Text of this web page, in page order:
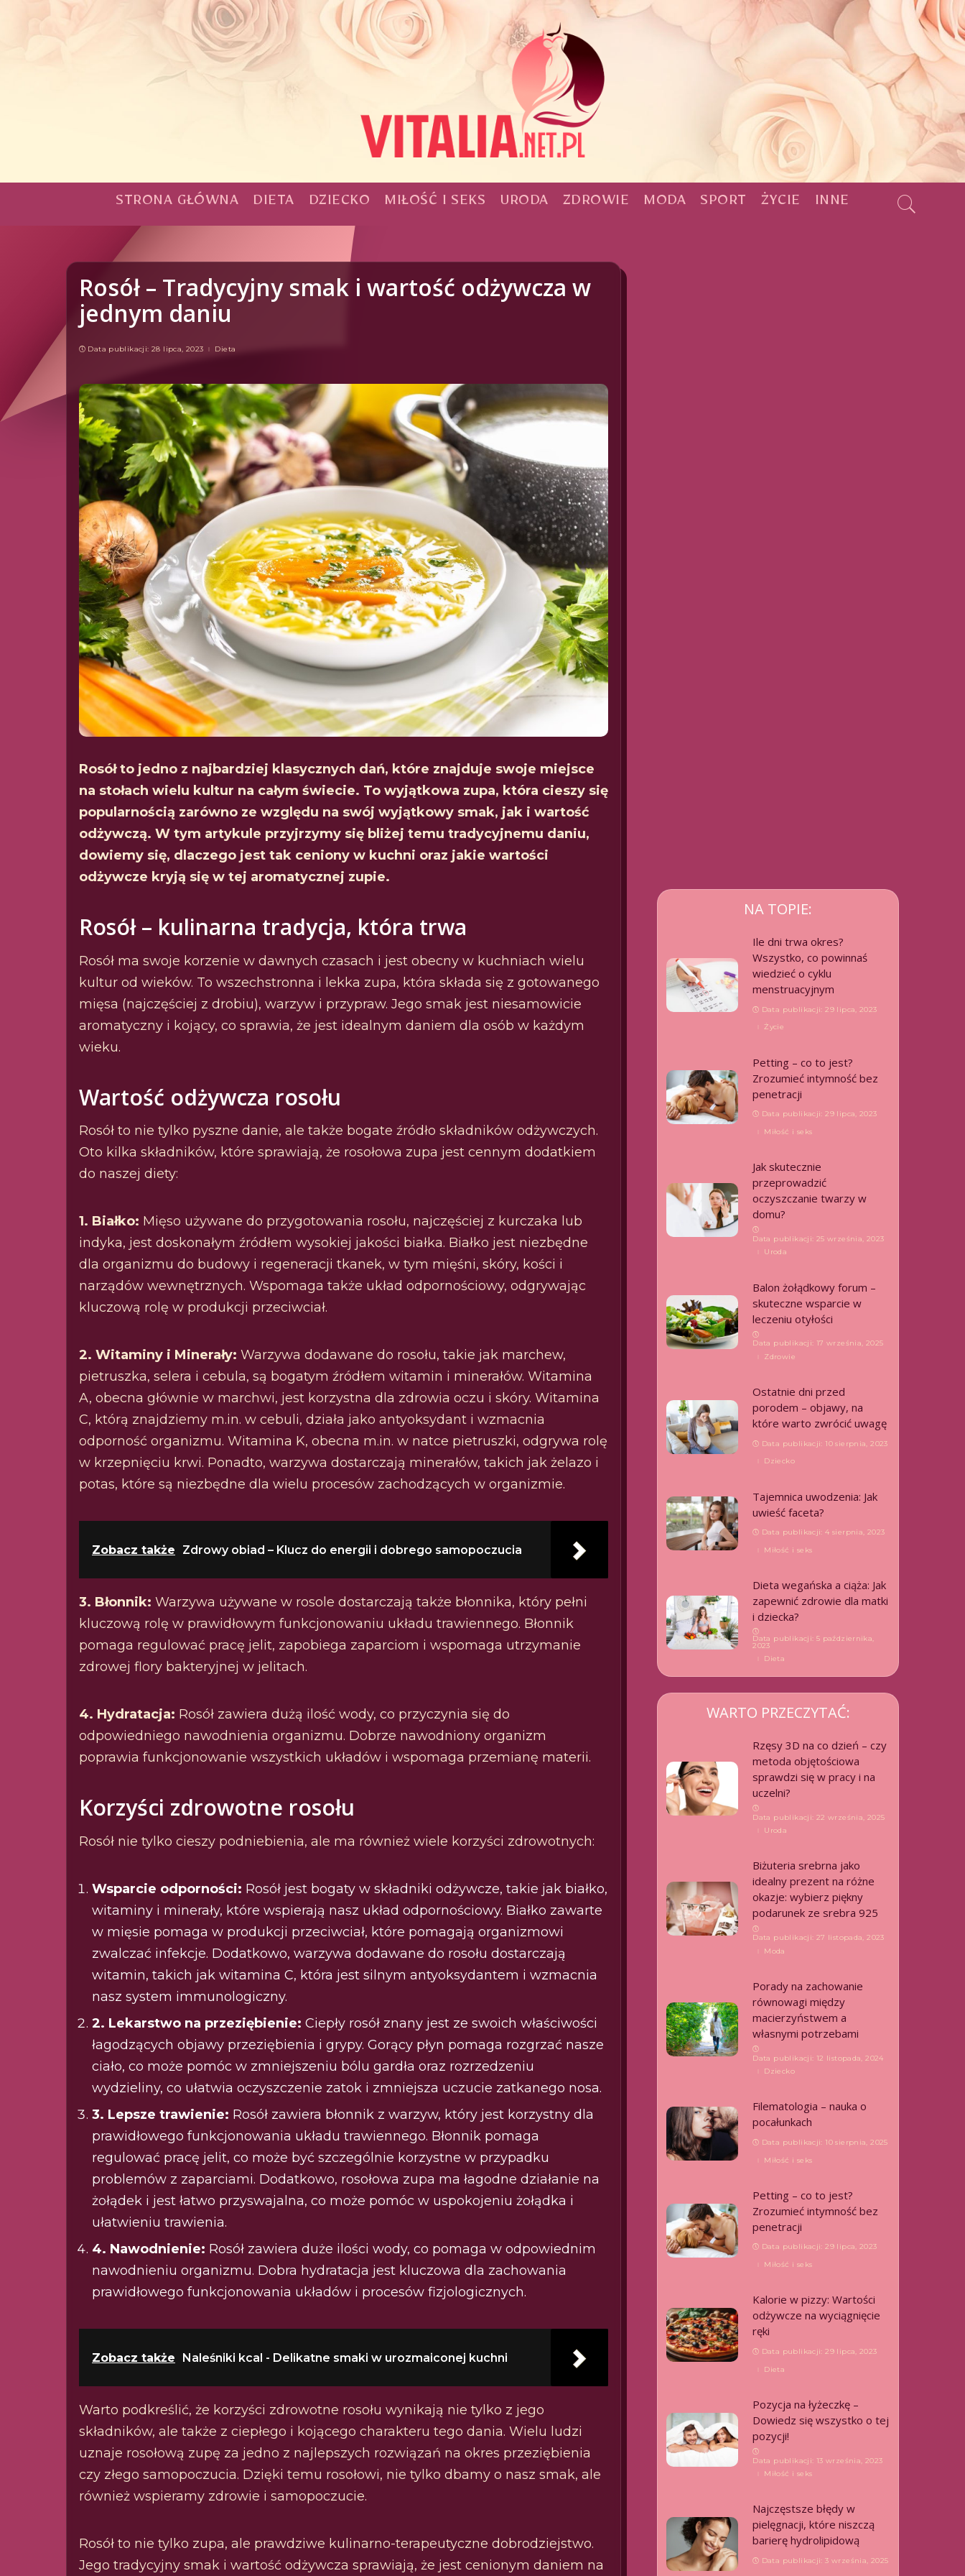
STRONA GŁÓWNA DIETA DZIECKO MIŁOŚĆ I SEKS URODA ZDROWIE MODA SPORT ŻYCIE INNE
Rosół – Tradycyjny smak i wartość odżywcza w
jednym daniu
Data publikacji: 28 lipca, 2023 Dieta
Rosół to jedno z najbardziej klasycznych dań, które znajduje swoje miejsce
na stołach wielu kultur na całym świecie. To wyjątkowa zupa, która cieszy się
popularnością zarówno ze względu na swój wyjątkowy smak, jak i wartość
odżywczą. W tym artykule przyjrzymy się bliżej temu tradycyjnemu daniu,
dowiemy się, dlaczego jest tak ceniony w kuchni oraz jakie wartości
odżywcze kryją się w tej aromatycznej zupie.
Rosół – kulinarna tradycja, która trwa
Rosół ma swoje korzenie w dawnych czasach i jest obecny w kuchniach wielu
kultur od wieków. To wszechstronna i lekka zupa, która składa się z gotowanego
mięsa (najczęściej z drobiu), warzyw i przypraw. Jego smak jest niesamowicie
aromatyczny i kojący, co sprawia, że jest idealnym daniem dla osób w każdym
wieku.
Wartość odżywcza rosołu
Rosół to nie tylko pyszne danie, ale także bogate źródło składników odżywczych.
Oto kilka składników, które sprawiają, że rosołowa zupa jest cennym dodatkiem
do naszej diety:
1. Białko: Mięso używane do przygotowania rosołu, najczęściej z kurczaka lub
indyka, jest doskonałym źródłem wysokiej jakości białka. Białko jest niezbędne
dla organizmu do budowy i regeneracji tkanek, w tym mięśni, skóry, kości i
narządów wewnętrznych. Wspomaga także układ odpornościowy, odgrywając
kluczową rolę w produkcji przeciwciał.
2. Witaminy i Minerały: Warzywa dodawane do rosołu, takie jak marchew,
pietruszka, selera i cebula, są bogatym źródłem witamin i minerałów. Witamina
A, obecna głównie w marchwi, jest korzystna dla zdrowia oczu i skóry. Witamina
C, którą znajdziemy m.in. w cebuli, działa jako antyoksydant i wzmacnia
odporność organizmu. Witamina K, obecna m.in. w natce pietruszki, odgrywa rolę
w krzepnięciu krwi. Ponadto, warzywa dostarczają minerałów, takich jak żelazo i
potas, które są niezbędne dla wielu procesów zachodzących w organizmie.
Zobacz także Zdrowy obiad – Klucz do energii i dobrego samopoczucia
3. Błonnik: Warzywa używane w rosole dostarczają także błonnika, który pełni
kluczową rolę w prawidłowym funkcjonowaniu układu trawiennego. Błonnik
pomaga regulować pracę jelit, zapobiega zaparciom i wspomaga utrzymanie
zdrowej flory bakteryjnej w jelitach.
4. Hydratacja: Rosół zawiera dużą ilość wody, co przyczynia się do
odpowiedniego nawodnienia organizmu. Dobrze nawodniony organizm
poprawia funkcjonowanie wszystkich układów i wspomaga przemianę materii.
Korzyści zdrowotne rosołu
Rosół nie tylko cieszy podniebienia, ale ma również wiele korzyści zdrowotnych:
Wsparcie odporności: Rosół jest bogaty w składniki odżywcze, takie jak białko,
witaminy i minerały, które wspierają nasz układ odpornościowy. Białko zawarte
w mięsie pomaga w produkcji przeciwciał, które pomagają organizmowi
zwalczać infekcje. Dodatkowo, warzywa dodawane do rosołu dostarczają
witamin, takich jak witamina C, która jest silnym antyoksydantem i wzmacnia
nasz system immunologiczny.
2. Lekarstwo na przeziębienie: Ciepły rosół znany jest ze swoich właściwości
łagodzących objawy przeziębienia i grypy. Gorący płyn pomaga rozgrzać nasze
ciało, co może pomóc w zmniejszeniu bólu gardła oraz rozrzedzeniu
wydzieliny, co ułatwia oczyszczenie zatok i zmniejsza uczucie zatkanego nosa.
3. Lepsze trawienie: Rosół zawiera błonnik z warzyw, który jest korzystny dla
prawidłowego funkcjonowania układu trawiennego. Błonnik pomaga
regulować pracę jelit, co może być szczególnie korzystne w przypadku
problemów z zaparciami. Dodatkowo, rosołowa zupa ma łagodne działanie na
żołądek i jest łatwo przyswajalna, co może pomóc w uspokojeniu żołądka i
ułatwieniu trawienia.
4. Nawodnienie: Rosół zawiera duże ilości wody, co pomaga w odpowiednim
nawodnieniu organizmu. Dobra hydratacja jest kluczowa dla zachowania
prawidłowego funkcjonowania układów i procesów fizjologicznych.
Zobacz także Naleśniki kcal - Delikatne smaki w urozmaiconej kuchni
Warto podkreślić, że korzyści zdrowotne rosołu wynikają nie tylko z jego
składników, ale także z ciepłego i kojącego charakteru tego dania. Wielu ludzi
uznaje rosołową zupę za jedno z najlepszych rozwiązań na okres przeziębienia
czy złego samopoczucia. Dzięki temu rosołowi, nie tylko dbamy o nasz smak, ale
również wspieramy zdrowie i samopoczucie.
Rosół to nie tylko zupa, ale prawdziwe kulinarno-terapeutyczne dobrodziejstwo.
Jego tradycyjny smak i wartość odżywcza sprawiają, że jest cenionym daniem na
NA TOPIE:
Ile dni trwa okres?
Wszystko, co powinnaś
wiedzieć o cyklu
menstruacyjnym
Data publikacji: 29 lipca, 2023
Życie
Petting – co to jest?
Zrozumieć intymność bez
penetracji
Data publikacji: 29 lipca, 2023
Miłość i seks
Jak skutecznie
przeprowadzić
oczyszczanie twarzy w
domu?
Data publikacji: 25 września, 2023
Uroda
Balon żołądkowy forum –
skuteczne wsparcie w
leczeniu otyłości
Data publikacji: 17 września, 2025
Zdrowie
Ostatnie dni przed
porodem – objawy, na
które warto zwrócić uwagę
Data publikacji: 10 sierpnia, 2023
Dziecko
Tajemnica uwodzenia: Jak
uwieść faceta?
Data publikacji: 4 sierpnia, 2023
Miłość i seks
Dieta wegańska a ciąża: Jak
zapewnić zdrowie dla matki
i dziecka?
Data publikacji: 5 października,
2023
Dieta
WARTO PRZECZYTAĆ:
Rzęsy 3D na co dzień – czy
metoda objętościowa
sprawdzi się w pracy i na
uczelni?
Data publikacji: 22 września, 2025
Uroda
Biżuteria srebrna jako
idealny prezent na różne
okazje: wybierz piękny
podarunek ze srebra 925
Data publikacji: 27 listopada, 2023
Moda
Porady na zachowanie
równowagi między
macierzyństwem a
własnymi potrzebami
Data publikacji: 12 listopada, 2024
Dziecko
Filematologia – nauka o
pocałunkach
Data publikacji: 10 sierpnia, 2025
Miłość i seks
Petting – co to jest?
Zrozumieć intymność bez
penetracji
Data publikacji: 29 lipca, 2023
Miłość i seks
Kalorie w pizzy: Wartości
odżywcze na wyciągnięcie
ręki
Data publikacji: 29 lipca, 2023
Dieta
Pozycja na łyżeczkę –
Dowiedz się wszystko o tej
pozycji!
Data publikacji: 13 września, 2023
Miłość i seks
Najczęstsze błędy w
pielęgnacji, które niszczą
barierę hydrolipidową
Data publikacji: 3 września, 2025